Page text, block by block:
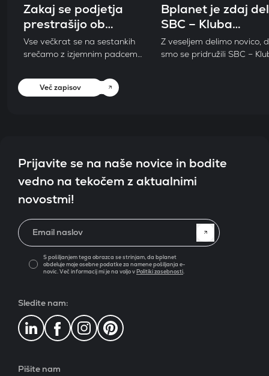
Zakaj se podjetja
prestrašijo ob
besedi ERP
Vse večkrat se na sestankih
srečamo z izjemnim padcem
odgovorimo na vprašanje "ali
je vaša rešitev za vodenje
Bplanet je zdaj del
SBC – Kluba
slovenskih
podjetnikov
Z veseljem delimo novico,
smo se pridružili SBC –
Več zapisov
Prijavite se na naše novice in bodite
vedno na tekočem z aktualnimi
novostmi!
Email naslov
S pošiljanjem tega obrazca se strinjam, da bplanet
obdeluje moje osebne podatke za namene pošiljanja e-
novic. Več informacij mi je na voljo vPolitiki zasebnosti.
Sledite nam:
Pišite nam